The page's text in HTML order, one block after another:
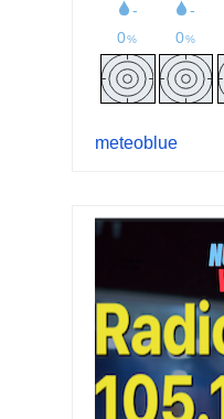
meteoblue